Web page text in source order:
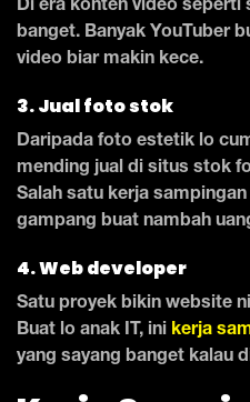
Di era konten video
banget. Banyak YouTuber
video biar makin kece.
3. Jual foto stok
Daripada foto estetik lo
mending jual di situs stok
Salah satu kerja
gampang buat nambah
4. Web developer
Satu proyek bikin website
Buat lo anak IT, ini kerja
yang sayang banget kalau